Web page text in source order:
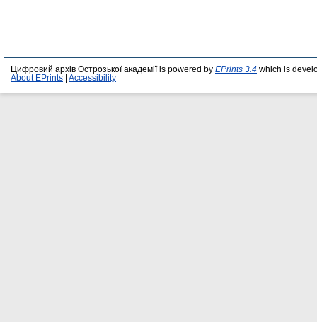
Цифровий архів Острозької академії is powered by EPrints 3.4 which is
About EPrints
Accessibility